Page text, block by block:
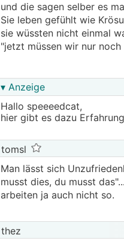
und die sagen selber es
Sie leben gefühlt wie
sie wüssten nicht einmal
"jetzt müssen wir nur
▾ Anzeige
Hallo speeeedcat,
hier gibt es dazu
tomsl
Man lässt sich
musst dies, du musst
arbeiten ja auch nicht so.
thez